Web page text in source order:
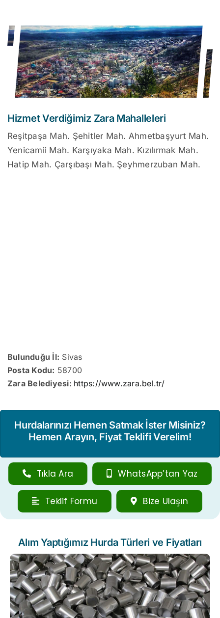
Hizmet Verdiğimiz Zara Mahalleleri
Reşitpaşa Mah. Şehitler Mah. Ahmetbaşyurt Mah.
Yenicamii Mah. Karşıyaka Mah. Kızılırmak Mah.
Hatip Mah. Çarşıbaşı Mah. Şeyhmerzuban Mah.
Bulunduğu İl: Sivas
Posta Kodu: 58700
Zara Belediyesi: https://www.zara.bel.tr/
Hurdalarınızı Hemen Satmak İster Misiniz?
Hemen Arayın, Fiyat Teklifi Verelim!
Tıkla Ara WhatsApp’tan Yaz
Teklif Formu Bize Ulaşın
Alım Yaptığımız Hurda Türleri ve Fiyatları